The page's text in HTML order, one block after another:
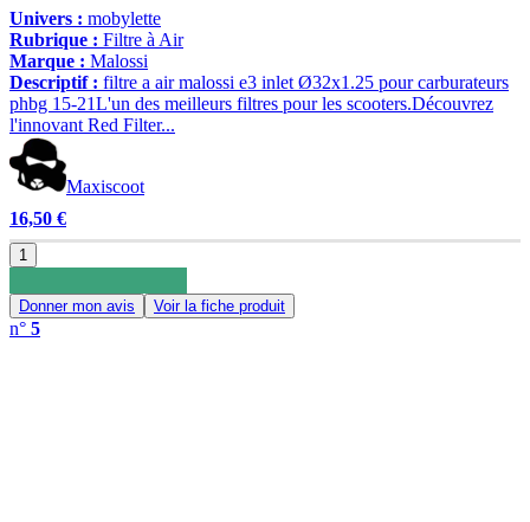
Univers : mobylette
Rubrique : Filtre à Air
Marque : Malossi
Descriptif : filtre a air malossi e3 inlet Ø32x1.25 pour carburateurs
phbg 15-21L'un des meilleurs filtres pour les scooters.Découvrez
l'innovant Red Filter...
Maxiscoot
16,50 €
1
Donner mon avis Voir la fiche produit
n° 5